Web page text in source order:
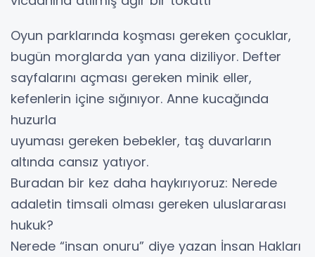
Oyun parklarında koşması gereken çocuklar,
bugün morglarda yan yana diziliyor. Defter
sayfalarını açması gereken minik eller,
kefenlerin içine sığınıyor. Anne kucağında
huzurla
uyuması gereken bebekler, taş duvarların
altında cansız yatıyor.
Buradan bir kez daha haykırıyoruz: Nerede
adaletin timsali olması gereken uluslararası
hukuk?
Nerede “insan onuru” diye yazan İnsan Hakları